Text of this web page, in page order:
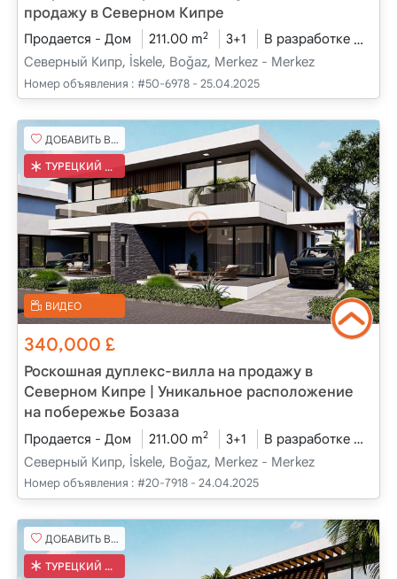
продажу в Северном Кипре
Продается - Дом 211.00 m2 3+1 В разработке
Северный Кипр, İskele, Boğaz, Merkez - Merkez
Номер объявления : #50-6978 - 25.04.2025
ДОБАВИТЬ В ИЗБРАННОЕ
ТУРЕЦКИЙ КОБ
ВИДЕО
340,000£
Роскошная дуплекс-вилла на продажу в
Северном Кипре | Уникальное расположение
на побережье Бозаза
Продается - Дом 211.00 m2 3+1 В разработке
Северный Кипр, İskele, Boğaz, Merkez - Merkez
Номер объявления : #20-7918 - 24.04.2025
ДОБАВИТЬ В ИЗБРАННОЕ
ТУРЕЦКИЙ КОБ